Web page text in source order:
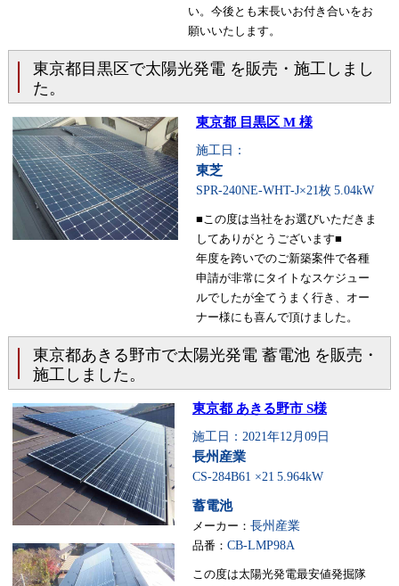
い。今後とも末長いお付き合いをお
願いいたします。
東京都目黒区で太陽光発電 を販売・施工しまし
た。
東京都 目黒区 M 様
施工日：
東芝
SPR-240NE-WHT-J×21枚 5.04kW
■この度は当社をお選びいただきま
してありがとうございます■
年度を跨いでのご新築案件で各種
申請が非常にタイトなスケジュー
ルでしたが全てうまく行き、オー
ナー様にも喜んで頂けました。
東京都あきる野市で太陽光発電 蓄電池 を販売・
施工しました。
東京都 あきる野市 S様
施工日：2021年12月09日
長州産業
CS-284B61 ×21 5.964kW
蓄電池
メーカー： 長州産業
品番： CB-LMP98A
この度は太陽光発電最安値発掘隊